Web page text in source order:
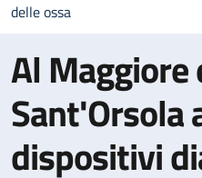
delle ossa
Al Maggiore
Sant'Orsola
dispositivi